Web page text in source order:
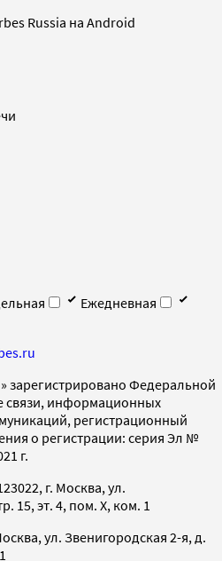
Russia на Android
Ежедневная
» зарегистрировано Федеральной
связи, информационных
регистрационный
о регистрации: серия Эл №
г.
г. Москва, ул.
15, эт. 4, пом. X, ком. 1
ул. Звенигородская 2-я, д.